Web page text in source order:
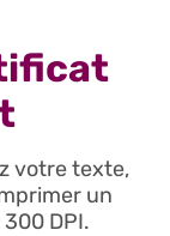
votre texte,
un
DPI.